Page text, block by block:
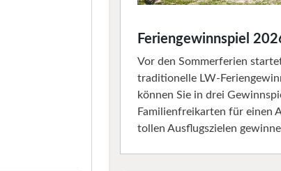
Feriengewinnspiel
Vor den Sommerferien
traditionelle LW-
können Sie in drei
Familienfreikarten für einen
tollen Ausflugszielen